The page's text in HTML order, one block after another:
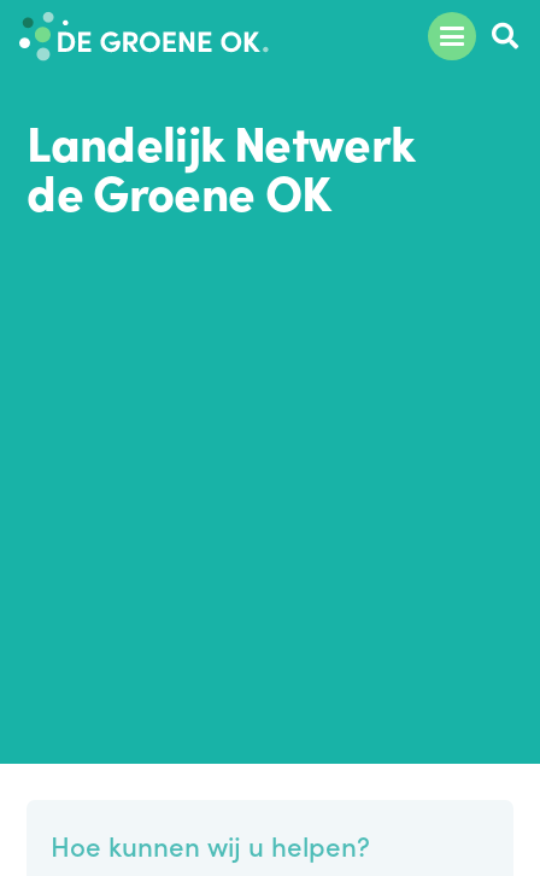
Hoe kunnen wij u helpen?
Landelijk Netwerk
de Groene OK